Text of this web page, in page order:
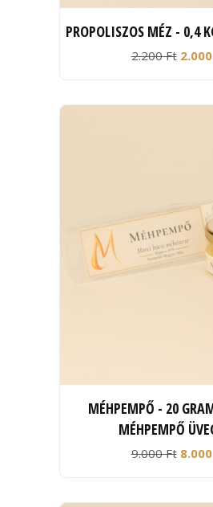
PROPOLISZOS MÉZ - 0,4
2.200 Ft
MÉHPEMPŐ - 20
MÉHPEMPŐ
9.000 Ft